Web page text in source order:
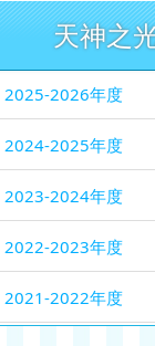
天神之
2025-2026年度
2024-2025年度
2023-2024年度
2022-2023年度
2021-2022年度